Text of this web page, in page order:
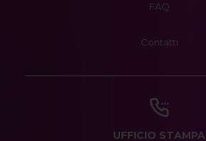
FAQ
Contatti
UFFICIO STAMPA